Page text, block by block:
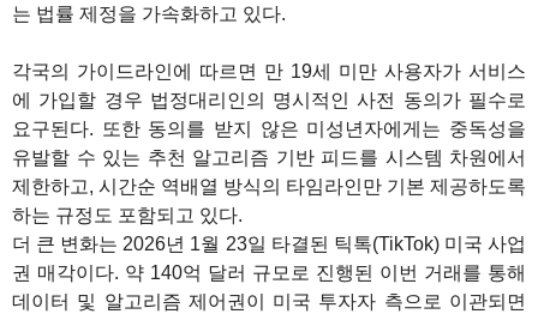
는 법률 제정을 가속화하고 있다.
각국의 가이드라인에 따르면 만 19세 미만 사용자가 서비스
에 가입할 경우 법정대리인의 명시적인 사전 동의가 필수로
요구된다. 또한 동의를 받지 않은 미성년자에게는 중독성을
유발할 수 있는 추천 알고리즘 기반 피드를 시스템 차원에서
제한하고, 시간순 역배열 방식의 타임라인만 기본 제공하도록
하는 규정도 포함되고 있다.
더 큰 변화는 2026년 1월 23일 타결된 틱톡(TikTok) 미국 사업
권 매각이다. 약 140억 달러 규모로 진행된 이번 거래를 통해
데이터 및 알고리즘 제어권이 미국 투자자 측으로 이관되면